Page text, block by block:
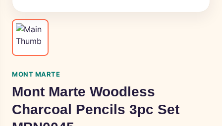
MONT MARTE
Mont Marte Woodless
Charcoal Pencils 3pc Set